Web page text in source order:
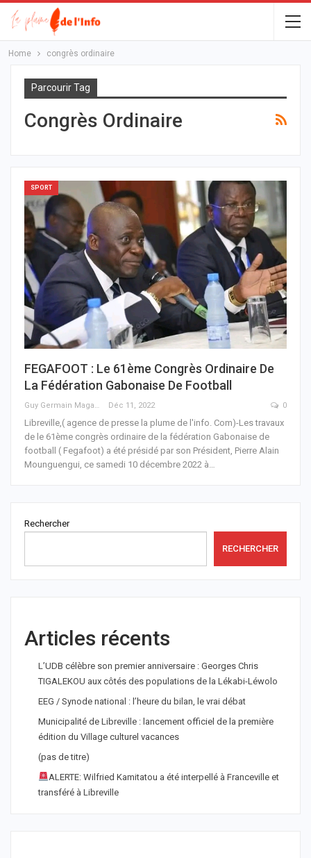
Home congrès ordinaire
Parcourir Tag
Congrès Ordinaire
SPORT
FEGAFOOT : Le 61ème Congrès Ordinaire De
La Fédération Gabonaise De Football
Guy Germain Maganga Nziengui Déc 11, 2022 0
Libreville,( agence de presse la plume de l'info. Com)-Les travaux
de le 61ème congrès ordinaire de la fédération Gabonaise de
football ( Fegafoot) a été présidé par son Président, Pierre Alain
Mounguengui, ce samedi 10 décembre 2022 à
Rechercher
RECHERCHER
Articles récents
L’UDB célèbre son premier anniversaire : Georges Chris
TIGALEKOU aux côtés des populations de la Lékabi-Léwolo
EEG / Synode national : l’heure du bilan, le vrai débat
Municipalité de Libreville : lancement officiel de la première
édition du Village culturel vacances
(pas de titre)
ALERTE: Wilfried Kamitatou a été interpellé à Franceville et
transféré à Libreville